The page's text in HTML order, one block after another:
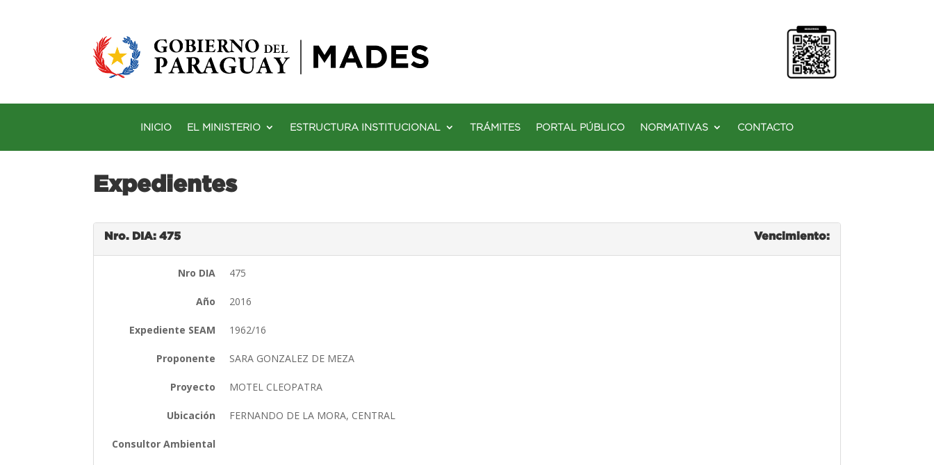
INICIO EL MINISTERIO ESTRUCTURA INSTITUCIONAL TRÁMITES PORTAL PÚBLICO NORMATIVAS CONTACTO
Expedientes
Nro. DIA: 475 Vencimiento:
Nro DIA 475
Año 2016
Expediente SEAM 1962/16
Proponente SARA GONZALEZ DE MEZA
Proyecto MOTEL CLEOPATRA
Ubicación FERNANDO DE LA MORA, CENTRAL
Consultor Ambiental